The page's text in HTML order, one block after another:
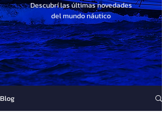
Descubrí las últimas novedades
del mundo náutico
Blog